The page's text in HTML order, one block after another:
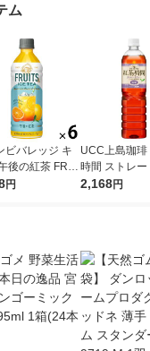
ム
ビバレッジ キ
後の紅茶 FRUI
ICE TEA （フ
円
UCC上島珈琲
時間 ストレー
ー 無糖
2,168円